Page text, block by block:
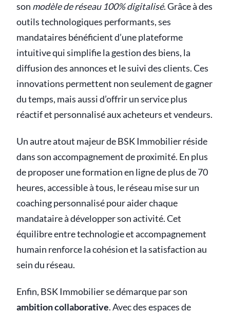
son modèle de réseau 100% digitalisé. Grâce à des
outils technologiques performants, ses
mandataires bénéficient d’une plateforme
intuitive qui simplifie la gestion des biens, la
diffusion des annonces et le suivi des clients. Ces
innovations permettent non seulement de gagner
du temps, mais aussi d’offrir un service plus
réactif et personnalisé aux acheteurs et vendeurs.
Un autre atout majeur de BSK Immobilier réside
dans son accompagnement de proximité. En plus
de proposer une formation en ligne de plus de 70
heures, accessible à tous, le réseau mise sur un
coaching personnalisé pour aider chaque
mandataire à développer son activité. Cet
équilibre entre technologie et accompagnement
humain renforce la cohésion et la satisfaction au
sein du réseau.
Enfin, BSK Immobilier se démarque par son
ambition collaborative. Avec des espaces de